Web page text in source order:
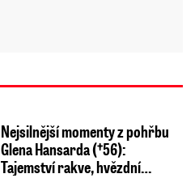
Nejsilnější momenty z pohřbu
Glena Hansarda (†56):
Tajemství rakve, hvězdní…